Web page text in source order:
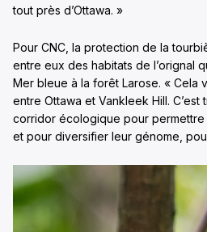
tout près d’Ottawa. »
Pour CNC, la protection de la
entre eux des habitats de l’orignal
Mer bleue à la forêt Larose. « Cela
entre Ottawa et Vankleek Hill.
corridor écologique pour
et pour diversifier leur génome,